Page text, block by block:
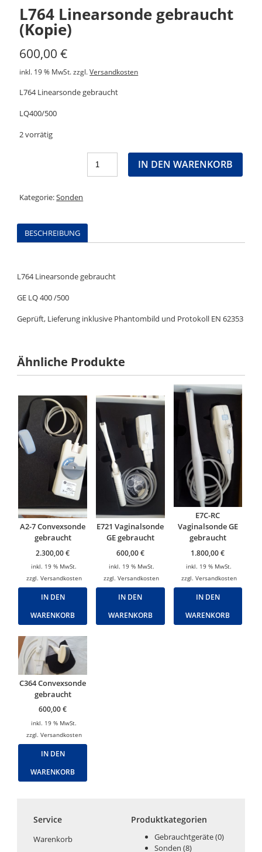
L764 Linearsonde gebraucht
(Kopie)
600,00€
inkl. 19 % MwSt. zzgl.Versandkosten
L764 Linearsonde gebraucht
LQ400/500
2 vorrätig
L764
Linearsonde
gebraucht
(Kopie)
IN DEN WARENKORB
Kategorie:Sonden
BESCHREIBUNG
L764 Linearsonde gebraucht
GE LQ 400 /500
Geprüft, Lieferung inklusive Phantombild und Protokoll EN 62353
Ähnliche Produkte
A2-7 Convexsonde
gebraucht
2.300,00€
inkl. 19 % MwSt.
zzgl. Versandkosten
IN DEN
WARENKORB
E721 Vaginalsonde
GE gebraucht
600,00€
inkl. 19 % MwSt.
zzgl.Versandkosten
IN DEN
WARENKORB
E7C-RC
Vaginalsonde GE
gebraucht
1.800,00€
inkl. 19 % MwSt.
zzgl. Versandkosten
IN DEN
WARENKORB
C364 Convexsonde
gebraucht
600,00€
inkl. 19 % MwSt.
zzgl. Versandkosten
IN DEN
WARENKORB
Service
Warenkorb
Produktkategorien
Gebrauchtgeräte(0)
Sonden (8)